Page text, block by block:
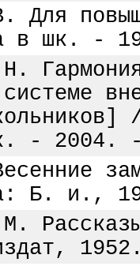
Для
в шк. -
-
Б. и.,